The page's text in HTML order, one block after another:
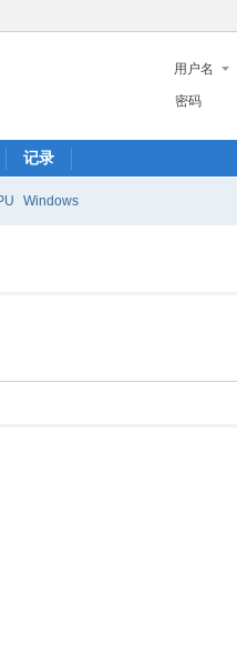
用户名
密码
记录
Windows